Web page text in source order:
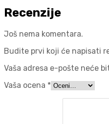
Recenzije
Još nema komentara.
Budite prvi koji će napisati
Vaša adresa e-pošte neće
Vaša ocena *